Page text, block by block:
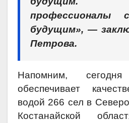
профессионалы
будущим», —
Петрова.
Напомним,
обеспечивает
водой 266 сел в
Костанайской